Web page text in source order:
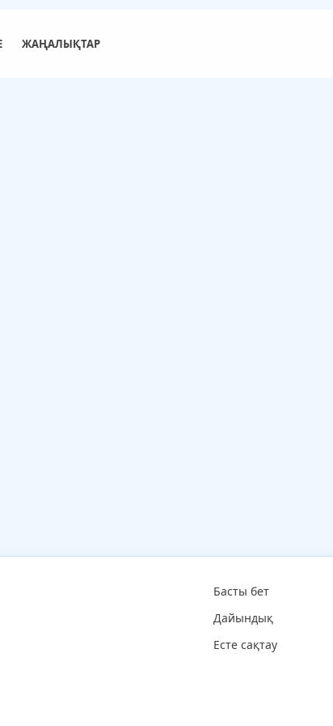
ЖАҢАЛЫҚТАР
Басты бет
Дайындық
Есте сақтау